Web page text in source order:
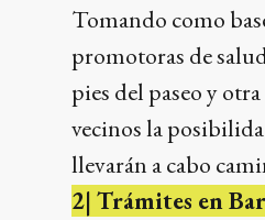
Tomando como
promotoras de
pies del paseo y
vecinos la
llevarán a cabo
2| Trámites en